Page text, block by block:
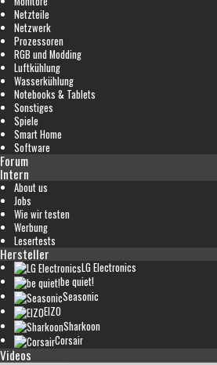
Netzteile
Netzwerk
Prozessoren
RGB und Modding
Luftkühlung
Wasserkühlung
Notebooks & Tablets
Sonstiges
Spiele
Smart Home
Software
Forum
Intern
About us
Jobs
Wie wir testen
Werbung
Lesertests
Hersteller
LG Electronics
be quiet!
Seasonic
EIZO
Sharkoon
Corsair
Videos